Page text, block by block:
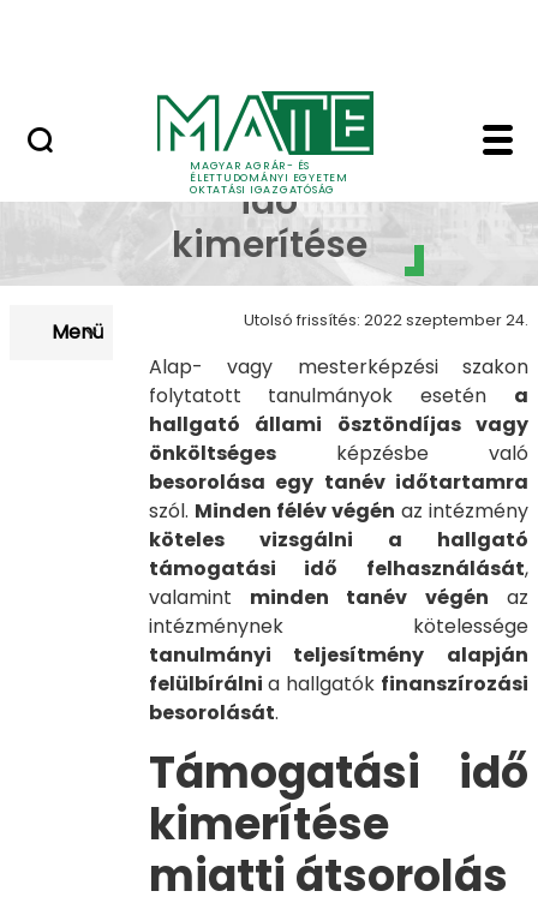
MAGYAR AGRÁR- ÉS
ÉLETTUDOMÁNYI EGYETEM
OKTATÁSI IGAZGATÓSÁG
Támogatási idő
Támogatási
idő
kimerítése
Menü Utolsó frissítés: 2022 szeptember 24.
Alap- vagy mesterképzési szakon
folytatott tanulmányok esetén a
hallgató állami ösztöndíjas vagy
önköltségesképzésbe való
besorolása egy tanév időtartamra
szól. Minden félév végén az intézmény
köteles vizsgálni a hallgató
támogatási idő felhasználását,
valamint minden tanév végén az
intézménynek kötelessége
tanulmányi teljesítmény alapján
felülbírálni a hallgatók finanszírozási
besorolását.
Támogatási idő
kimerítése
miatti átsorolás